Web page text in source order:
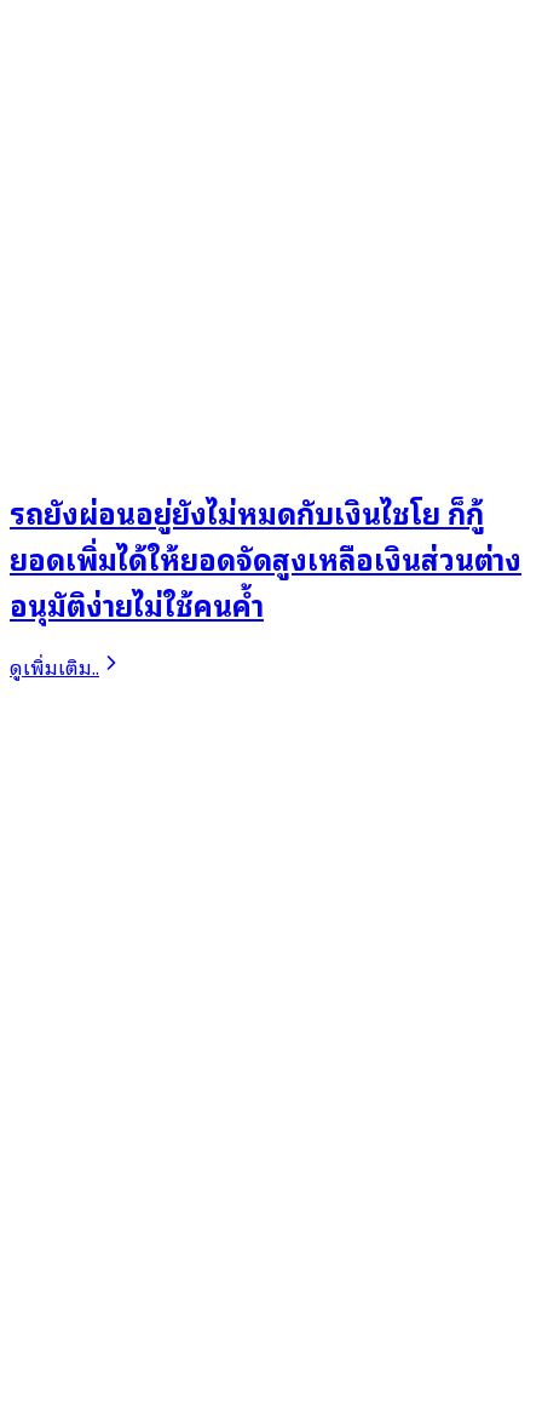
รถยังผ่อนอยู่ยังไม่หมดกับเงินไชโย ก็กู้
ยอดเพิ่มได้ให้ยอดจัดสูงเหลือเงินส่วนต่าง
อนุมัติง่ายไม่ใช้คนค้ำ
ดูเพิ่มเติม..